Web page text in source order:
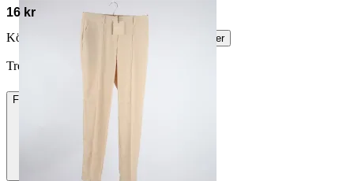
16 kr
Köparskydd är valfritt hos företag.
Läs mer
Treansikte vann auktionen
Frakt